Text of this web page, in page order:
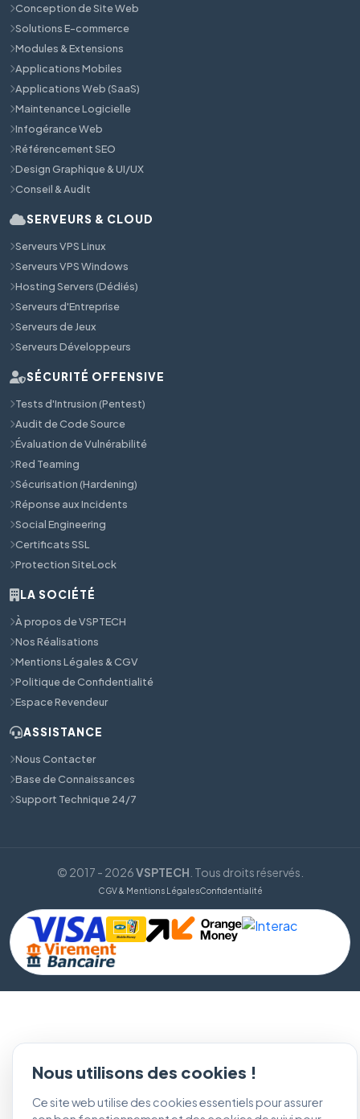
Conception de Site Web
Solutions E-commerce
Modules & Extensions
Applications Mobiles
Applications Web (SaaS)
Maintenance Logicielle
Infogérance Web
Référencement SEO
Design Graphique & UI/UX
Conseil & Audit
SERVEURS & CLOUD
Serveurs VPS Linux
Serveurs VPS Windows
Hosting Servers (Dédiés)
Serveurs d'Entreprise
Serveurs de Jeux
Serveurs Développeurs
SÉCURITÉ OFFENSIVE
Tests d'Intrusion (Pentest)
Audit de Code Source
Évaluation de Vulnérabilité
Red Teaming
Sécurisation (Hardening)
Réponse aux Incidents
Social Engineering
Certificats SSL
Protection SiteLock
LA SOCIÉTÉ
À propos de VSPTECH
Nos Réalisations
Mentions Légales & CGV
Politique de Confidentialité
Espace Revendeur
ASSISTANCE
Nous Contacter
Base de Connaissances
Support Technique 24/7
© 2017 - 2026VSPTECH . Tous droits réservés.
CGV & Mentions LégalesConfidentialité
Nous utilisons des cookies !
Ce site web utilise des cookies essentiels pour assurer